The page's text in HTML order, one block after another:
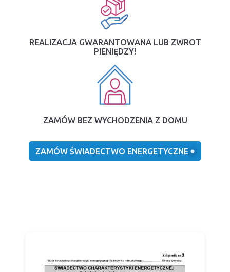
REALIZACJA GWARANTOWANA LUB ZWROT
PIENIĘDZY!
ZAMÓW BEZ WYCHODZENIA Z DOMU
ZAMÓW ŚWIADECTWO ENERGETYCZNE